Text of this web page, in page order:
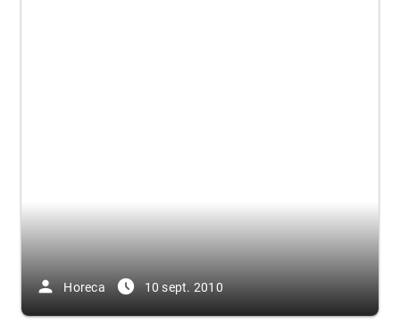
person Horeca access_time_filled 10 sept. 2010